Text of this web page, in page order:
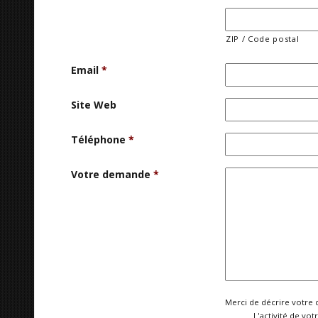
ZIP / Code postal
Email *
Site Web
Téléphone *
Votre demande *
Merci de décrire votre
L'activité de